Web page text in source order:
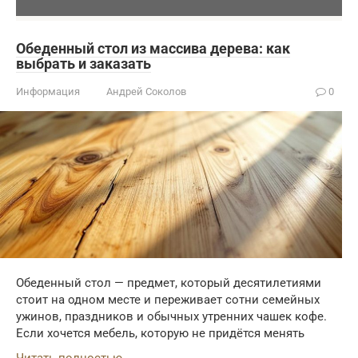
Обеденный стол из массива дерева: как
выбрать и заказать
Информация Андрей Соколов 0
Обеденный стол — предмет, который десятилетиями
стоит на одном месте и переживает сотни семейных
ужинов, праздников и обычных утренних чашек кофе.
Если хочется мебель, которую не придётся менять